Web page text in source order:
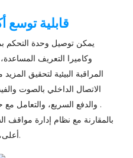
قابلية توسع
يمكن توصيل وحدة التحكم
وكاميرا التعريف
المراقبة البيئية لتحقيق
الاتصال الداخلي بالصوت
والدفع السريع، والتعامل مع حالات الطوارئ وغيرها من الوظائف .
بالمقارنة مع نظام إدارة مواقف
أعلى، والتكلفة أقل، والتطبيق أكثر وفرة.